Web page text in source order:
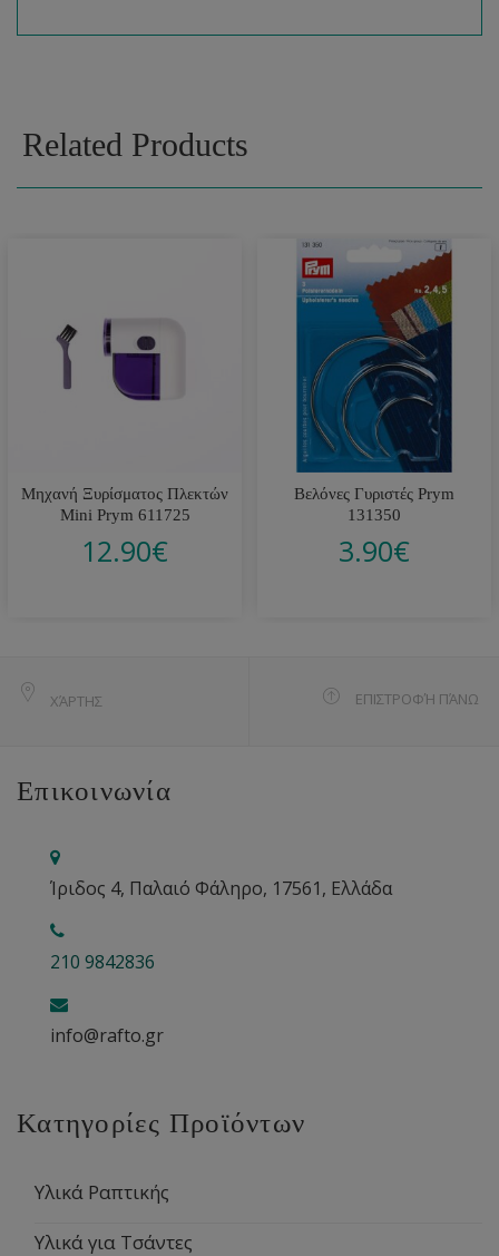
Related Products
Μηχανή Ξυρίσματος Πλεκτών
Mini Prym 611725
12.90€
Βελόνες Γυριστές Prym
131350
3.90€
ΧΆΡΤΗΣ ΕΠΙΣΤΡΟΦΉ ΠΆΝΩ
Επικοινωνία
Ίριδος 4, Παλαιό Φάληρο, 17561, Ελλάδα
210 9842836
info@rafto.gr
Κατηγορίες Προϊόντων
Υλικά Ραπτικής
Υλικά για Τσάντες